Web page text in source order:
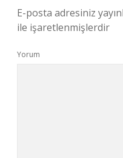
E-posta adresiniz
ile işaretlenmişlerdir
Yorum